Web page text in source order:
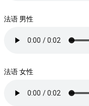
法语 男性
法语 女性